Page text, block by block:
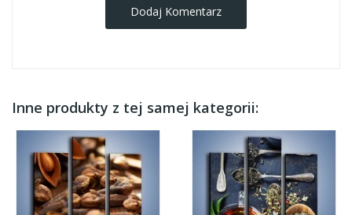
Dodaj Komentarz
Inne produkty z tej samej kategorii: